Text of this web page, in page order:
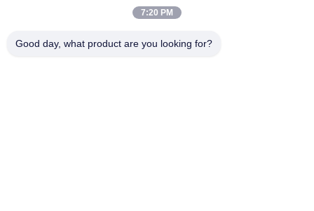
7:20 PM
Good day, what product are you looking for?